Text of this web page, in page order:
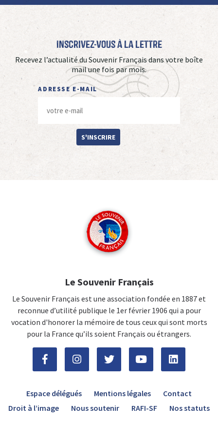
Inscrivez-vous à La Lettre
Recevez l’actualité du Souvenir Français dans votre boîte
mail une fois par mois.
ADRESSE E-MAIL
S'INSCRIRE
Le Souvenir Français
Le Souvenir Français est une association fondée en 1887 et
reconnue d’utilité publique le 1er février 1906 qui a pour
vocation d'honorer la mémoire de tous ceux qui sont morts
pour la France qu’ils soient Français ou étrangers.
Espace délégués Mentions légales
Contact
Droit à l’image
Nous soutenir RAFI-SF Nos statuts